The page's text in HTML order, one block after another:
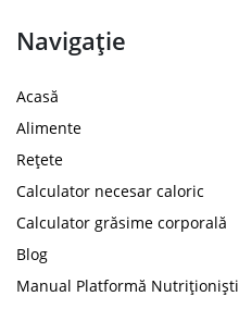
Navigație
Acasă
Alimente
Rețete
Calculator necesar caloric
Calculator grăsime corporală
Blog
Manual Platformă Nutriționiști